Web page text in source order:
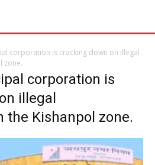
corporation is cracking down on illegal
zone.
corporation is
illegal
the Kishanpol zone.